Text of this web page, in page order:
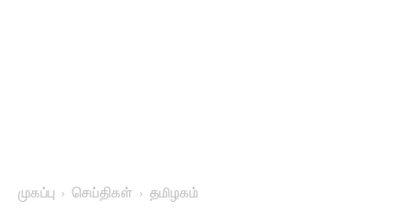
முகப்பு செய்திகள் தமிழகம்